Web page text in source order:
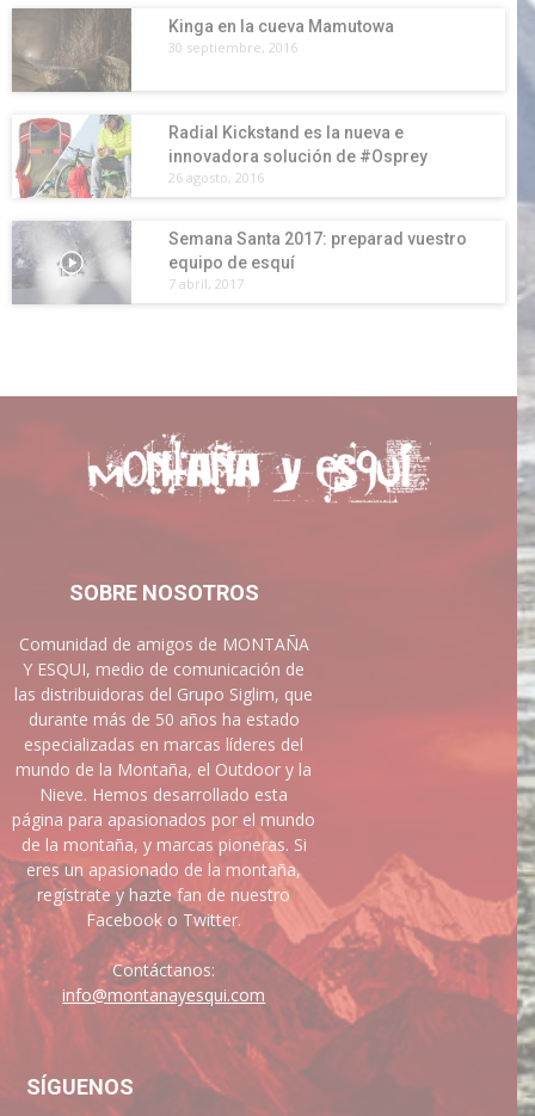
Kinga en la cueva Mamutowa
30 septiembre, 2016
Radial Kickstand es la nueva e
innovadora solución de #Osprey
26 agosto, 2016
Semana Santa 2017: preparad vuestro
equipo de esquí
7 abril, 2017
SOBRE NOSOTROS
Comunidad de amigos de MONTAÑA
Y ESQUI, medio de comunicación de
las distribuidoras del Grupo Siglim, que
durante más de 50 años ha estado
especializadas en marcas líderes del
mundo de la Montaña, el Outdoor y la
Nieve. Hemos desarrollado esta
página para apasionados por el mundo
de la montaña, y marcas pioneras. Si
eres un apasionado de la montaña,
regístrate y hazte fan de nuestro
Facebook o Twitter.
Contáctanos:
info@montanayesqui.com
SÍGUENOS